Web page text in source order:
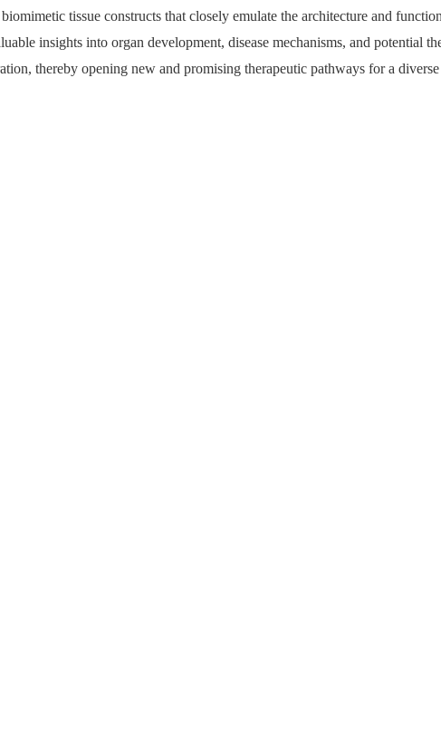
tissue constructs that closely emulate the architecture and
insights into organ development, disease mechanisms, and potential
thereby opening new and promising therapeutic pathways for a